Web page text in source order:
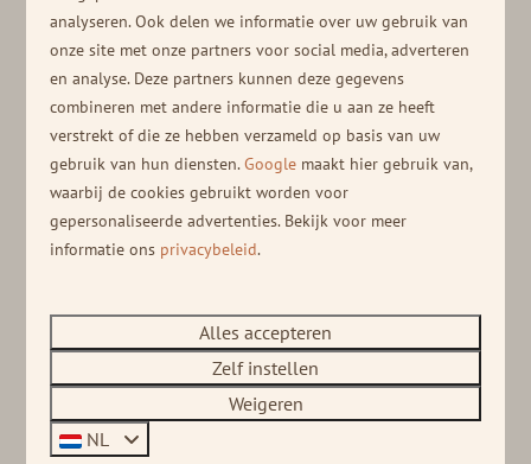
Heuvelrug, er zijn namelijk meerdere laadpalen
aanwezig waar je je elektrische auto kunt opladen. Je
verveelt je geen moment tijdens jouw verblijf in een
vakantiehuis vlak bij Veenendaal!
Onze faciliteiten⤵
Zwembad met waterspeeltuin
Fietsverhuur mét mountainbikes
Recreatieprogramma (in schoolvakanties)
Brasserie Soof
analyseren. Ook delen we informatie over uw gebruik van
onze site met onze partners voor social media, adverteren
en analyse. Deze partners kunnen deze gegevens
combineren met andere informatie die u aan ze heeft
verstrekt of die ze hebben verzameld op basis van uw
gebruik van hun diensten.Google maakt hier gebruik van,
waarbij de cookies gebruikt worden voor
gepersonaliseerde advertenties. Bekijk voor meer
informatie ons privacybeleid.
Alles accepteren
Zelf instellen
Weigeren
NL